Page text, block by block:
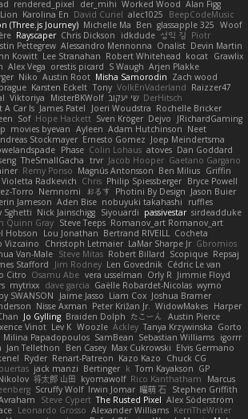
rendered_pixel der_mihi Worked Wood Alan Figg
Karolina En David Curiel alec1025
BeepCodeMusic
(Three.js Journey) Michelle Ma Ben glassapple 325 Woof
Rayscaper Chris Dickson idkdude 성익 김 Piotr
Pettegrew Alessandro Mennonna Onalist Devin Martin
Kowitt Lee Stranahan Robert Whitehead kocat Grawlix
Alex Vega orestis picard S Waugh Arjen Plakke
Niko Austin Root Misha Samorodin Zach wood
Karsten Eckelt Tony VolkEnVaderland Raizzer47
Viktoriya MisterBKWolf שי יעקוב DerHitsch
A Car Is James Patel Joeri Woudstra Rochelle Bricker
Sof Hope Hackett Sven Kröger Dejvo
JRichardGaming
movies byevan Ayleen Adam Hutchinson Neet
Stockmayer Ernesto Gomez Joep Meindertsma
Phase Colin Lohaus atoves Dan Goddard
TheSmallGacha trvr Jacob Hooper Gaetano Gargano
Remy Ponso Magnús Antonsson Ben Milius Griffin
Violetta Radkevich Chris Philip Spiessberger Bryce Powell
Torro Nemnomi おるす Photini By Design Jason Buier
Jameson Aden Bise nobuyuki takahashi
ruffles
Sghetti Nick Jainschigg Siyouardi passivestar sirdeadduke
Quinn Gray Steve Teeps Romanov_art Romanov_art
Hobson Lou Jonathan Bertrand RIVEILL Cocheta
Vizcaino Christoph Letmaier LaMar Sharpe Jr Gbromios
Van-Male Steve Mitas Robert Billard Scopique Repsaj
Stafford Jim Rodney Len Govednik Cédric Le van
Citro Osamu Abe vera usselman Orly R Jimmie Floyd
mytrixx dave garcia Gaëlle Robardet-Nicolas wymo
SWANSON Jaime Jasso Liam Cox Joshua Bramer
Nisse Axman Peter Križan Jr. WidowMakes Harper
Jo Gylling Braiden Dolph たこーん Austin Pierce
Vinot Lev K Woozle Ackley Tanya Krzywinska Gorto
Milina Papadopoulos SamBean Sebastian Williams igorrr
Jan Tellethon Ben Casey Max Cukrowski Elvis Germano
Ryder Renart-Patreon Kazo Kazo
Chuck CG
jack manzi Bertinger k Tom Kayakson GP
将太郎 山田 kyomawolf Rico Kanthatham
Marcus
Scruffy Wolf Irwin Jomar 曜萌 石 Stephen Griffith
Steve Cypert The Rusted Pixel Alex Söderström
Leonardo Grosso Alexander Williams KerriTheWriter